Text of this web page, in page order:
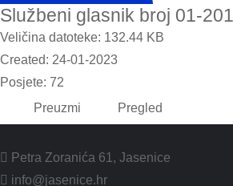
Službeni glasnik broj 01-
Veličina datoteke: 132.44 KB
Created: 24-01-2023
Posjete: 72
Preuzmi
Pregled
Petra Zoranića 61, Jasenice
info@jasenice.hr